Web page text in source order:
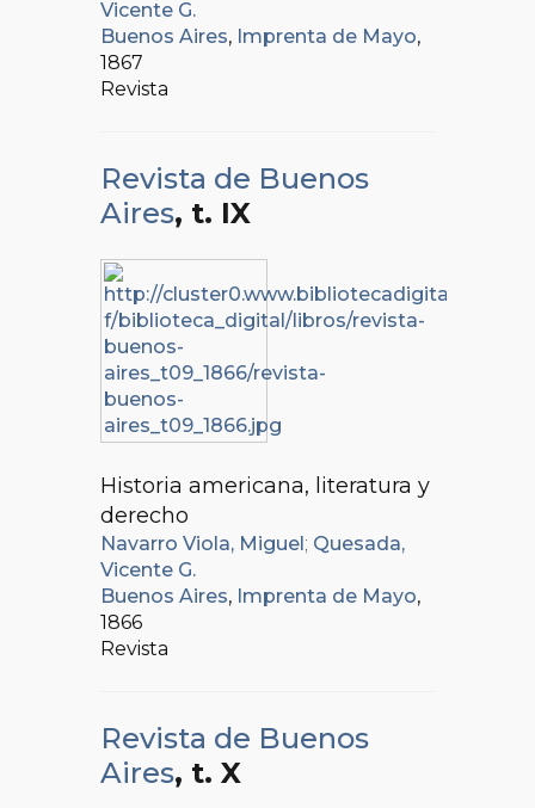
Vicente G.
Buenos Aires, Imprenta de Mayo,
1867
Revista
Revista de Buenos
Aires, t. IX
Historia americana, literatura y
derecho
Navarro Viola, Miguel ; Quesada,
Vicente G.
Buenos Aires, Imprenta de Mayo,
1866
Revista
Revista de Buenos
Aires, t. X